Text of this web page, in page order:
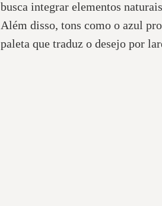
busca integrar elementos
Além disso, tons como o azul
paleta que traduz o desejo por